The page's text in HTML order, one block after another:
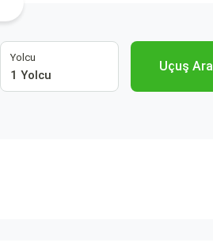
Yolcu
1 Yolcu
Uçuş Ara